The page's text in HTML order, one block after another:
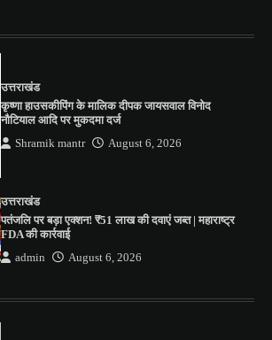
उत्तराखंड
कृष्णा हाउसकीपिंग के मालिक दीपक जायसवाल विनोद
नौटियाल आदि पर मुकदमा दर्ज
Shramik mantr August 6, 2026
उत्तराखंड
पतंजलि पर बड़ा एक्शन! ₹51 लाख की दवाएं जब्त | महाराष्ट्र
FDA की कार्रवाई
admin August 6, 2026